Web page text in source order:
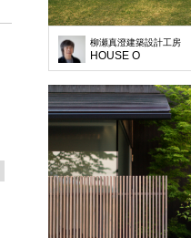
柳瀬真澄建築設計工房
HOUSE O